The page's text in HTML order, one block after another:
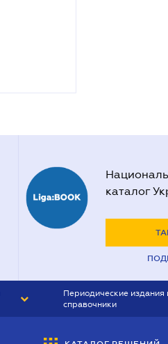
каталог
Периодические издания
справочники